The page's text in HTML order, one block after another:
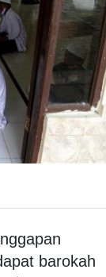
barokah